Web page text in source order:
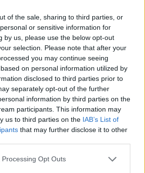
of the sale, sharing to third parties, or
or sensitive information for
by us, please use the below opt-out
selection. Please note that after your
you may continue seeing
on personal information utilized by
disclosed to third parties prior to
separately opt-out of the further
information by third parties on the
participants. This information may
us to third parties on the IAB’s List of
that may further disclose it to other
Opt Outs
och vita i olika skålar. Rör ihop
och philadelphiaosten med
grädden fluffig så att den bildar
noga för annars kanske inte
använd den torra vispen och
Du ska kunna hålla skålen upp
är klara. Sedan vänder du ner
och grädden och vänder ner
skål och vänd om försiktigt med
Varva sedan hela twixbitar och
lager. Tänk på att inte lägga